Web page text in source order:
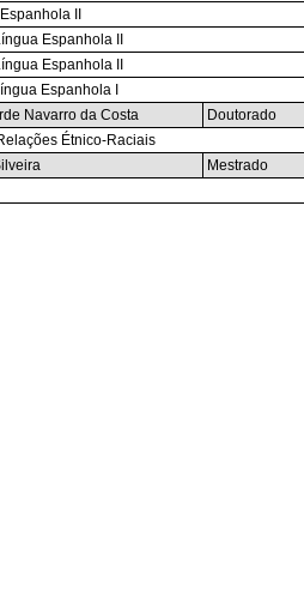
II
Espanhola II
Espanhola II
Espanhola I
Navarro da Costa
Doutorado
Étnico-Raciais
Mestrado